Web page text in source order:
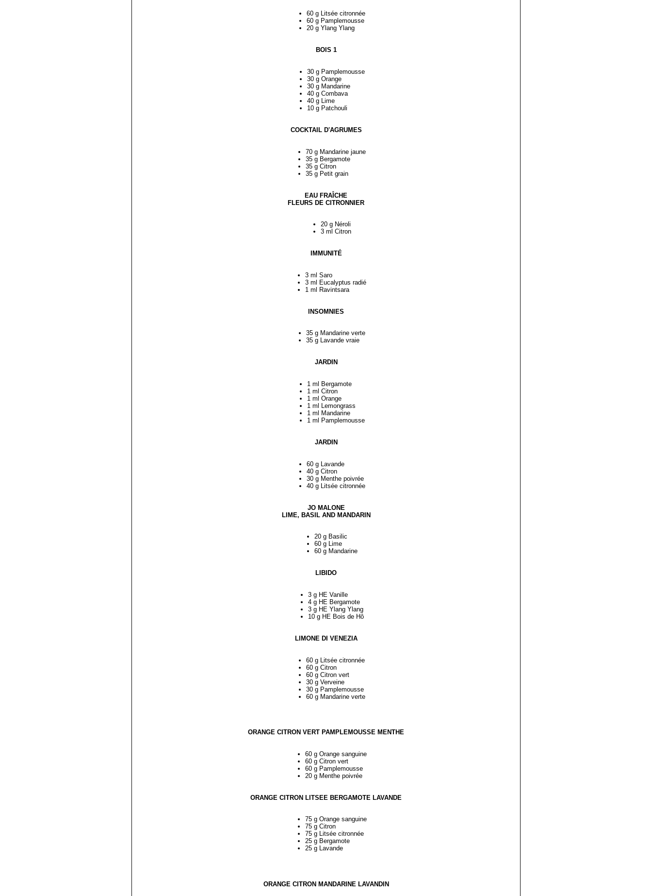
60 g Litsée citronnée
60 g Pamplemousse
20 g Ylang Ylang
BOIS 1
30 g Pamplemousse
30 g Orange
30 g Mandarine
40 g Combava
40 g Lime
10 g Patchouli
COCKTAIL D'AGRUMES
70 g Mandarine jaune
35 g Bergamote
35 g Citron
35 g Petit grain
EAU FRAÎCHE
FLEURS DE CITRONNIER
20 g Néroli
3 ml Citron
IMMUNITÉ
3 ml Saro
3 ml Eucalyptus radié
1 ml Ravintsara
INSOMNIES
35 g Mandarine verte
35 g Lavande vraie
JARDIN
1 ml Bergamote
1 ml Citron
1 ml Orange
1 ml Lemongrass
1 ml Mandarine
1 ml Pamplemousse
JARDIN
60 g Lavande
40 g Citron
30 g Menthe poivrée
40 g Litsée citronnée
JO MALONE
LIME, BASIL AND MANDARIN
20 g Basilic
60 g Lime
60 g Mandarine
LIBIDO
3 g HE Vanille
4 g HE Bergamote
3 g HE Ylang Ylang
10 g HE Bois de Hô
LIMONE DI VENEZIA
60 g Litsée citronnée
60 g Citron
60 g Citron vert
30 g Verveine
30 g Pamplemousse
60 g Mandarine verte
ORANGE CITRON VERT PAMPLEMOUSSE MENTHE
60 g Orange sanguine
60 g Citron vert
60 g Pamplemousse
20 g Menthe poivrée
ORANGE CITRON LITSEE BERGAMOTE LAVANDE
75 g Orange sanguine
75 g Citron
75 g Litsée citronnée
25 g Bergamote
25 g Lavande
ORANGE CITRON MANDARINE LAVANDIN